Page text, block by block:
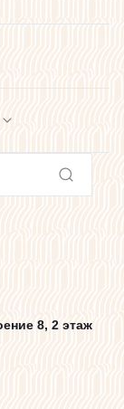
8, 2 этаж